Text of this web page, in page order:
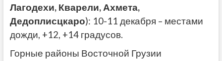
Лагодехи, Кварели, Ахмета,
Дедоплисцкаро): 10-11 декабря – местами
дожди, +12, +14 градусов.
Горные районы Восточной Грузии